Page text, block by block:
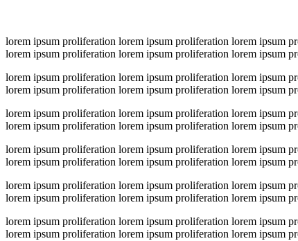
lorem ipsum proliferation lorem ipsum proliferation lorem ipsum
lorem ipsum proliferation lorem ipsum proliferation lorem ipsum
lorem ipsum proliferation lorem ipsum proliferation lorem ipsum
lorem ipsum proliferation lorem ipsum proliferation lorem ipsum
lorem ipsum proliferation lorem ipsum proliferation lorem ipsum
lorem ipsum proliferation lorem ipsum proliferation lorem ipsum
lorem ipsum proliferation lorem ipsum proliferation lorem ipsum
lorem ipsum proliferation lorem ipsum proliferation lorem ipsum
lorem ipsum proliferation lorem ipsum proliferation lorem ipsum
lorem ipsum proliferation lorem ipsum proliferation lorem ipsum
lorem ipsum proliferation lorem ipsum proliferation lorem ipsum
lorem ipsum proliferation lorem ipsum proliferation lorem ipsum